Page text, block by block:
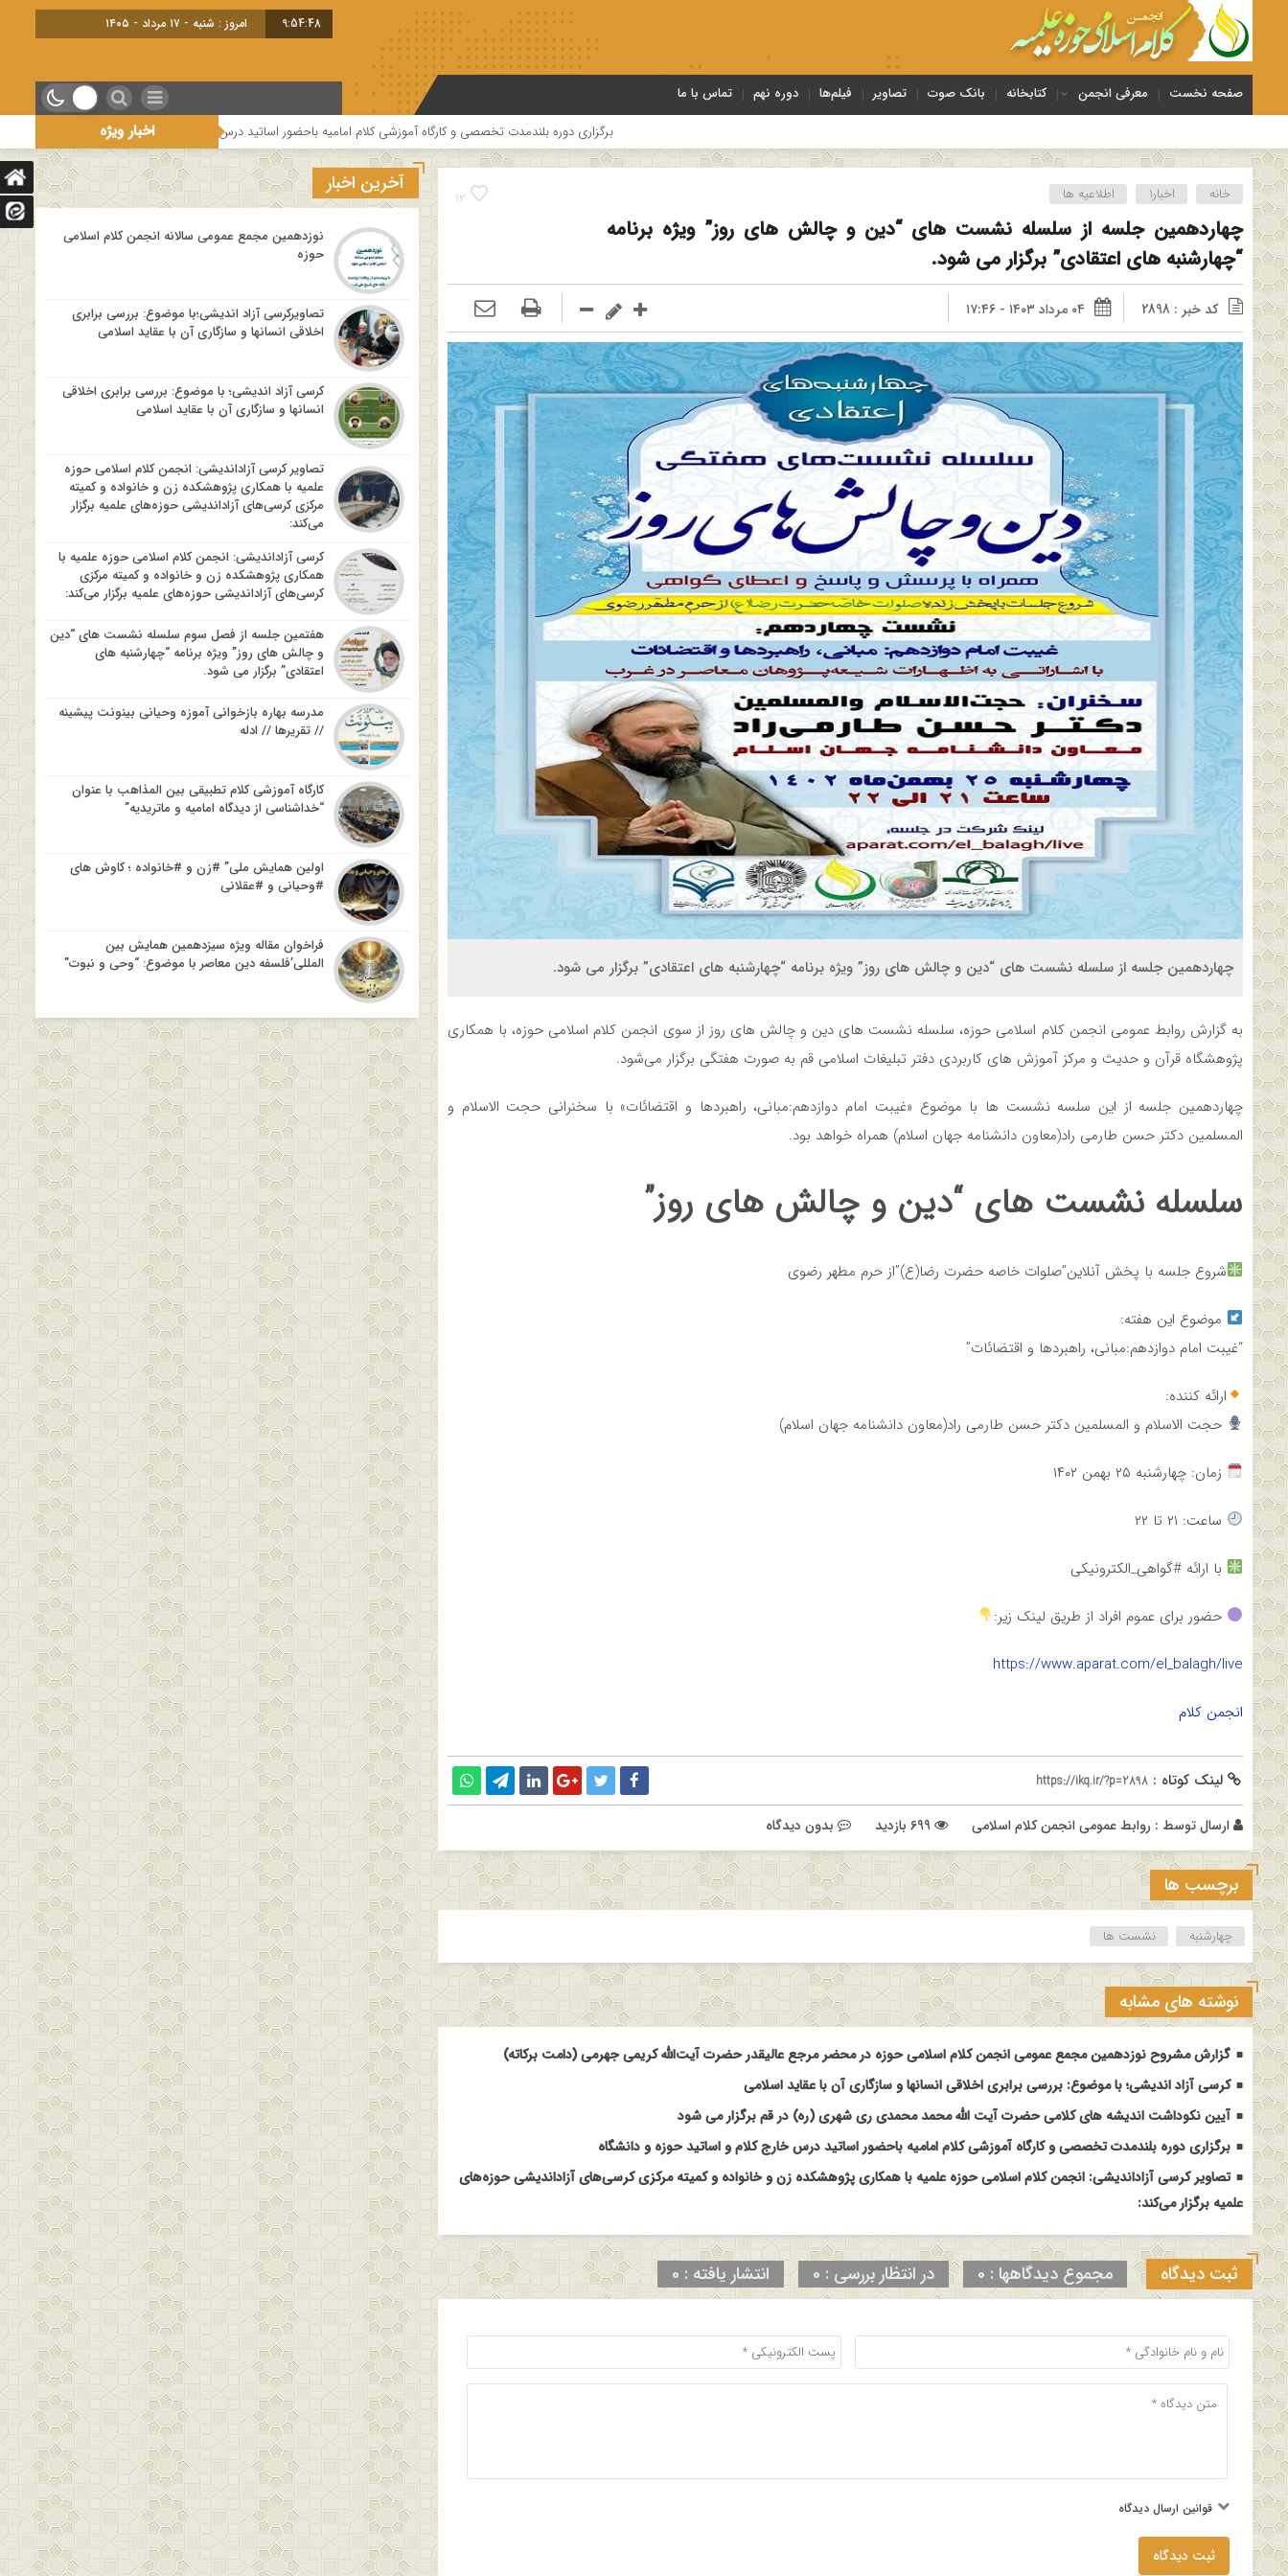
9:54:49 امروز : شنبه - ۱۷ مرداد - ۱۴۰۵
صفحه نخست معرفی انجمن کتابخانه بانک صوت تصاویر فیلم‌ها دوره نهم تماس با ما
اخبار ویژه برگزاری دوره بلندمدت تخصصی و کارگاه آموزشی کلام امامیه باحضور اساتید درس خارج کلام و اساتید حوزه و دانشگاه هفتمین جلسه از فصل
12 خانه اخبار1 اطلاعیه ها
چهاردهمین جلسه از سلسله نشست های “دین و چالش های روز” ویژه برنامه
“چهارشنبه های اعتقادی” برگزار می شود.
کد خبر : 2898 ۰۴ مرداد ۱۴۰۳ - ۱۷:۴۶
چهاردهمین جلسه از سلسله نشست های “دین و چالش های روز” ویژه برنامه “چهارشنبه های اعتقادی” برگزار می شود.
به گزارش روابط عمومی انجمن کلام اسلامی حوزه، سلسله نشست های دین و چالش های روز از سوی انجمن کلام اسلامی حوزه، با همکاری
پژوهشگاه قرآن و حدیث و مرکز آموزش های کاربردی دفتر تبلیغات اسلامی قم به صورت هفتگی برگزار می‌شود.
چهاردهمین جلسه از این سلسه نشست ها با موضوع «غیبت امام دوازدهم:مبانی، راهبردها و اقتضائات» با سخنرانی حجت الاسلام و
المسلمین دکتر حسن طارمی راد(معاون دانشنامه جهان اسلام) همراه خواهد بود.
سلسله نشست های “دین و چالش های روز”
شروع جلسه با پخش آنلاین”صلوات خاصه حضرت رضا(ع)”از حرم مطهر رضوی
موضوع این هفته:
“غیبت امام دوازدهم:مبانی، راهبردها و اقتضائات”
ارائه کننده:
حجت الاسلام و المسلمین دکتر حسن طارمی راد(معاون دانشنامه جهان اسلام)
زمان: چهارشنبه ۲۵ بهمن ۱۴۰۲
ساعت: ۲۱ تا ۲۲
با ارائه #گواهی_الکترونیکی
حضور برای عموم افراد از طریق لینک زیر:
https://www.aparat.com/el_balagh/live
انجمن کلام
لینک کوتاه : https://ikq.ir/?p=2898
ارسال توسط : روابط عمومی انجمن کلام اسلامی بدون دیدگاه
برچسب ها
چهارشنبه نشست ها
نوشته های مشابه
گزارش مشروح نوزدهمین مجمع عمومی انجمن کلام اسلامی حوزه در محضر مرجع عالیقدر حضرت آیت‌الله کریمی جهرمی (دامت برکاته)
کرسی آزاد اندیشی؛ با موضوع: بررسی برابری اخلاقی انسانها و سازگاری آن با عقاید اسلامی
آیین نکوداشت اندیشه های کلامی حضرت آیت الله محمد محمدی ری شهری (ره) در قم برگزار می شود
برگزاری دوره بلندمدت تخصصی و کارگاه آموزشی کلام امامیه باحضور اساتید درس خارج کلام و اساتید حوزه و دانشگاه
تصاویر کرسی آزاداندیشی: انجمن کلام اسلامی حوزه علمیه با همکاری پژوهشکده زن و خانواده و کمیته مرکزی کرسی‌های آزاداندیشی حوزه‌های
علمیه برگزار می‌کند:
ثبت دیدگاه مجموع دیدگاهها : 0 در انتظار بررسی : 0 انتشار یافته : 0
قوانین ارسال دیدگاه
ثبت دیدگاه
آخرین اخبار
نوزدهمین مجمع عمومی سالانه انجمن کلام اسلامی
حوزه
تصاویرکرسی آزاد اندیشی؛با موضوع: بررسی برابری
اخلاقی انسانها و سازگاری آن با عقاید اسلامی
کرسی آزاد اندیشی؛ با موضوع: بررسی برابری اخلاقی
انسانها و سازگاری آن با عقاید اسلامی
تصاویر کرسی آزاداندیشی: انجمن کلام اسلامی حوزه
علمیه با همکاری پژوهشکده زن و خانواده و کمیته
مرکزی کرسی‌های آزاداندیشی حوزه‌های علمیه برگزار
می‌کند:
کرسی آزاداندیشی: انجمن کلام اسلامی حوزه علمیه با
همکاری پژوهشکده زن و خانواده و کمیته مرکزی
کرسی‌های آزاداندیشی حوزه‌های علمیه برگزار می‌کند:
هفتمین جلسه از فصل سوم سلسله نشست های “دین
و چالش های روز” ویژه برنامه “چهارشنبه های
اعتقادی” برگزار می شود.
مدرسه بهاره بازخوانی آموزه وحیانی بینونت پیشینه
// تقریرها // ادله
کارگاه آموزشی کلام تطبیقی بین المذاهب با عنوان
“خداشناسی از دیدگاه امامیه و ماتریدیه”
اولین همایش ملی” #زن و #خانواده ؛ کاوش های
#وحیانی و #عقلانی
فراخوان مقاله ویژه سیزدهمین همایش بین
المللی’فلسفه دین معاصر با موضوع: “وحی و نبوت”